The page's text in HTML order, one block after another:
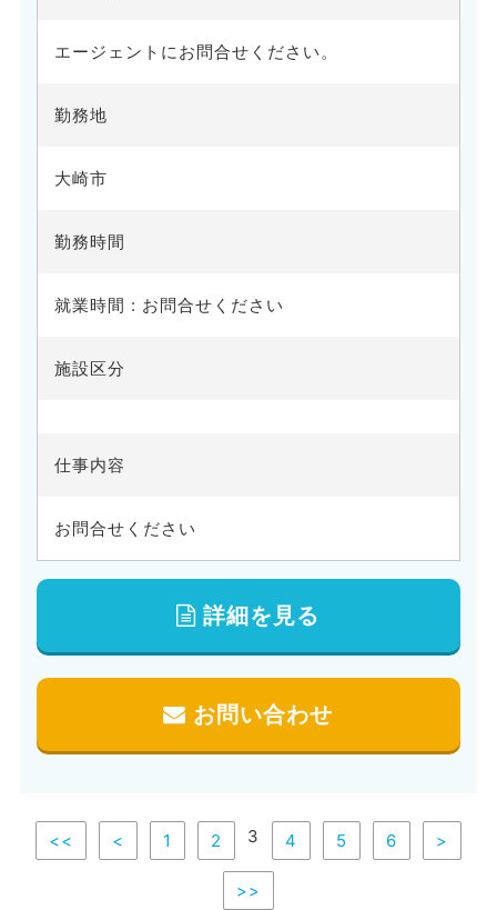
エージェントにお問合せください。
勤務地
大崎市
勤務時間
就業時間 : お問合せください
施設区分
仕事内容
お問合せください
詳細を見る
お問い合わせ
<< < 1 2 3 4 5 6 >
>>